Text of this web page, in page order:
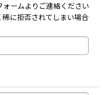
ームよりご連絡ください
稀に拒否されてしまい場合